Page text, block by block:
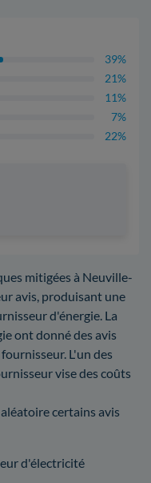
39%
21%
11%
7%
22%
mitigées à Neuville-
avis, produisant une
d'énergie. La
ont donné des avis
L'un des
vise des coûts
certains avis
d'électricité